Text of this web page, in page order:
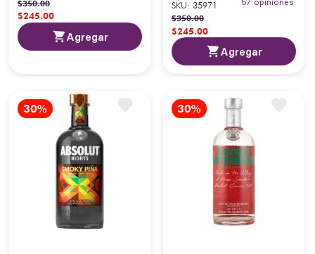
$350.00
$245.00
Agregar
57 opiniones
SKU: 35971
$350.00
$245.00
Agregar